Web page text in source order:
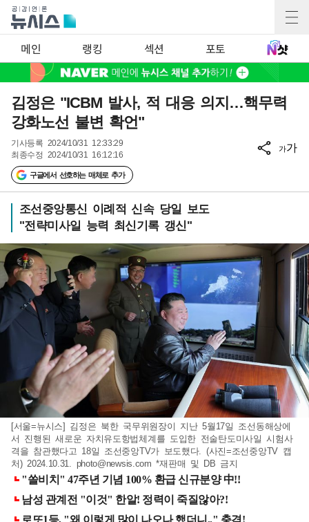
메인 랭킹 섹션 포토
김정은 "ICBM 발사, 적 대응 의지…핵무력
강화노선 불변 확언"
기사등록 2024/10/31 12:33:29
최종수정 2024/10/31 16:12:16
구글에서 선호하는 매체로 추가
가가
조선중앙통신 이례적 신속 당일 보도
"전략미사일 능력 최신기록 갱신"
[서울=뉴시스] 김정은 북한 국무위원장이 지난 5월17일 조선동해상에
서 진행된 새로운 자치유도항법체계를 도입한 전술탄도미사일 시험사
격을 참관했다고 18일 조선중앙TV가 보도했다. (사진=조선중앙TV 캡
처) 2024.10.31. photo@newsis.com *재판매 및 DB 금지